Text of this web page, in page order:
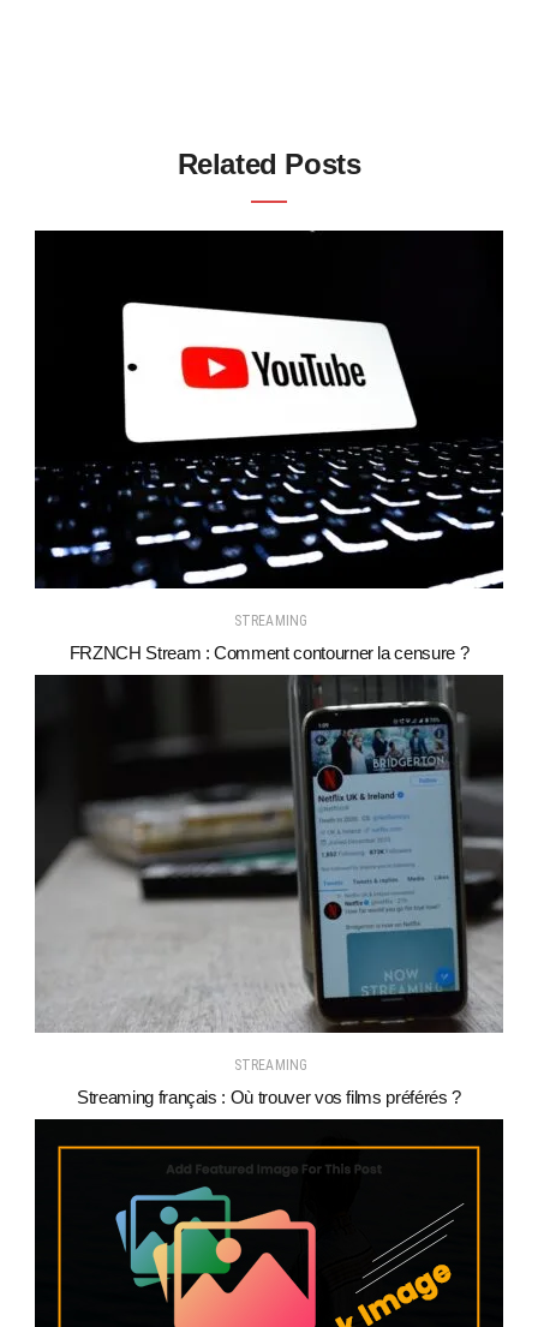
Related Posts
STREAMING
FRZNCH Stream : Comment contourner la censure ?
STREAMING
Streaming français : Où trouver vos films préférés ?